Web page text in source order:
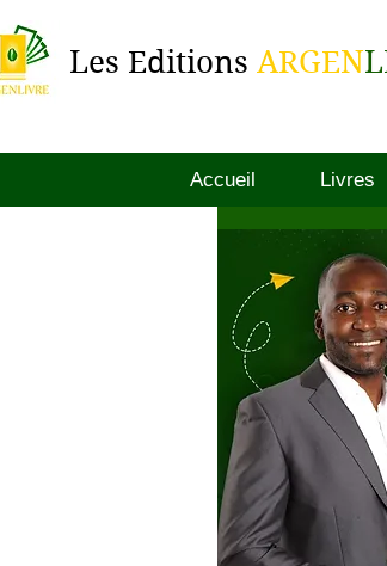
Les Editions ARGEN
Accueil Livres